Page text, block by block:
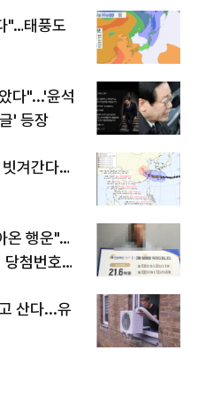
"…태풍도
다"...'윤석
' 등장
빗겨간다…
온 행운"…
첨번호조
산다...유